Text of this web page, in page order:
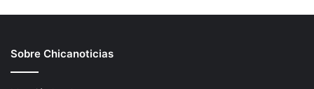
Sobre Chicanoticias